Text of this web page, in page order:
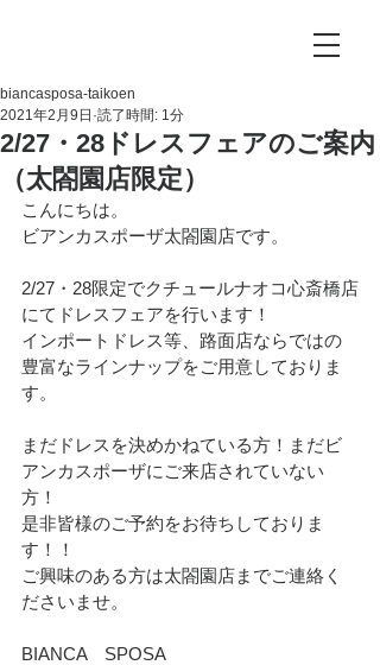
2/27・28ドレスフェアのご案内
（太閤園店限定）
biancasposa-taikoen
2021年2月9日 読了時間: 1分
こんにちは。
ビアンカスポーザ太閤園店です。
2/27・28限定でクチュールナオコ心斎橋店
にてドレスフェアを行います！
インポートドレス等、路面店ならではの
豊富なラインナップをご用意しておりま
す。
まだドレスを決めかねている方！まだビ
アンカスポーザにご来店されていない
方！
是非皆様のご予約をお待ちしておりま
す！！
ご興味のある方は太閤園店までご連絡く
ださいませ。
BIANCA　SPOSA